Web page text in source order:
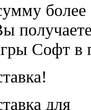
более
Софт в
для